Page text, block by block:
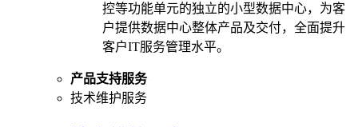
控等功能单元的独立的小型数据中心，为客
户提供数据中心整体产品及交付，全面提升
客户IT服务管理水平。
产品支持服务
技术维护服务